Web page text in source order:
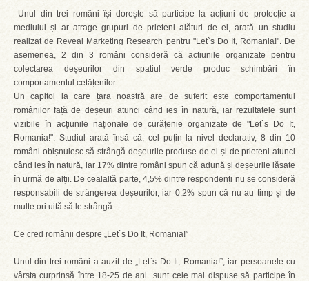
Unul din trei români își dorește să participe la acțiuni de protecție a
mediului și ar atrage grupuri de prieteni alături de ei, arată un studiu
realizat de Reveal Marketing Research pentru "Let`s Do It, Romania!". De
asemenea, 2 din 3 români consideră că acțiunile organizate pentru
colectarea deșeurilor din spatiul verde produc schimbări în
comportamentul cetățenilor.
Un capitol la care țara noastră are de suferit este comportamentul
românilor față de deșeuri atunci când ies în natură, iar rezultatele sunt
vizibile în acțiunile naționale de curățenie organizate de "Let`s Do It,
Romania!". Studiul arată însă că, cel puțin la nivel declarativ, 8 din 10
români obișnuiesc să strângă deșeurile produse de ei și de prieteni atunci
când ies în natură, iar 17% dintre români spun că adună și deșeurile lăsate
în urmă de alții. De cealaltă parte, 4,5% dintre respondenți nu se consideră
responsabili de strângerea deșeurilor, iar 0,2% spun că nu au timp și de
multe ori uită să le strângă.
Ce cred românii despre „Let`s Do It, Romania!”
Unul din trei români a auzit de „Let`s Do It, Romania!”, iar persoanele cu
vârsta curprinsă între 18-25 de ani sunt cele mai dispuse să participe în